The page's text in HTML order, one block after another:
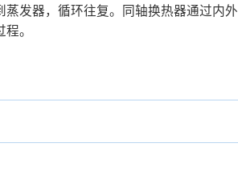
发器，循环往复。同轴换热器通过内外
。